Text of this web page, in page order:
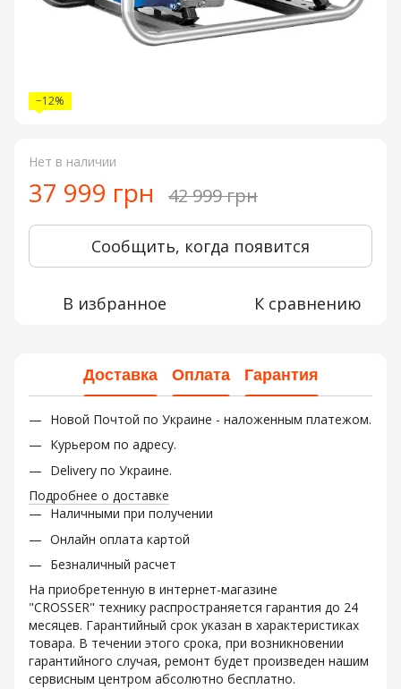
−12%
Нет в наличии
37 999 грн 42 999 грн
Сообщить, когда появится
В избранное К сравнению
Доставка Оплата Гарантия
Новой Почтой по Украине - наложенным платежом.
Курьером по адресу.
Delivery по Украине.
Подробнее о доставке
Наличными при получении
Онлайн оплата картой
Безналичный расчет
На приобретенную в интернет-магазине
"CROSSER" технику распространяется гарантия до 24
месяцев. Гарантийный срок указан в характеристиках
товара. В течении этого срока, при возникновении
гарантийного случая, ремонт будет произведен нашим
сервисным центром абсолютно бесплатно.